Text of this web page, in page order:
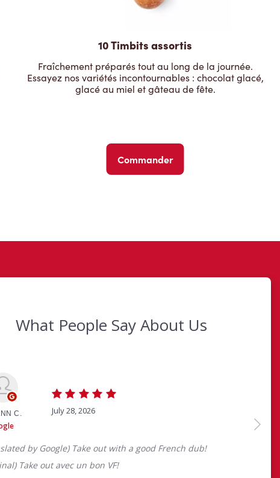
10 Timbits assortis
Fraîchement préparés tout au long de la journée.
Essayez nos variétés incontournables : chocolat glacé,
glacé au miel et gâteau de fête.
Commander